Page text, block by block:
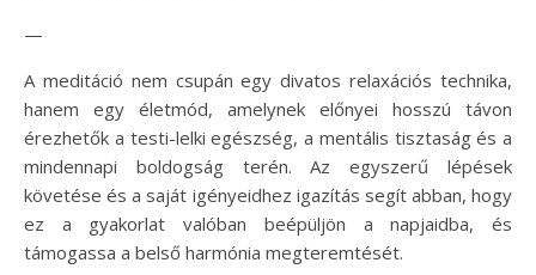
—
A meditáció nem csupán egy divatos relaxációs technika,
hanem egy életmód, amelynek előnyei hosszú távon
érezhetők a testi-lelki egészség, a mentális tisztaság és a
mindennapi boldogság terén. Az egyszerű lépések
követése és a saját igényeidhez igazítás segít abban, hogy
ez a gyakorlat valóban beépüljön a napjaidba, és
támogassa a belső harmónia megteremtését.